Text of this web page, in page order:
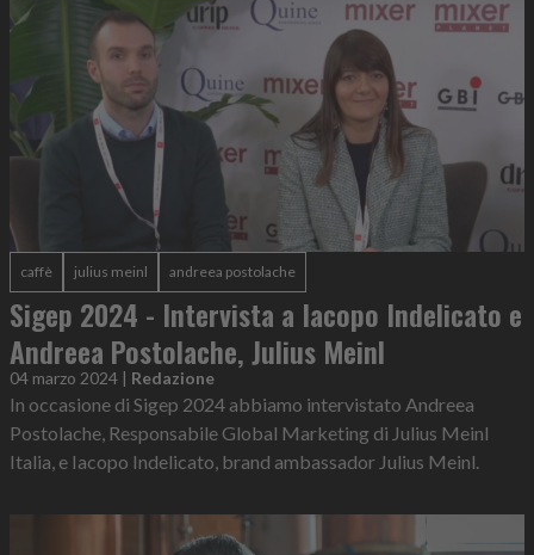
caffè julius meinl andreea postolache
Sigep 2024 - Intervista a Iacopo Indelicato e
Andreea Postolache, Julius Meinl
04 marzo 2024 | Redazione
In occasione di Sigep 2024 abbiamo intervistato Andreea
Postolache, Responsabile Global Marketing di Julius Meinl
Italia, e Iacopo Indelicato, brand ambassador Julius Meinl.